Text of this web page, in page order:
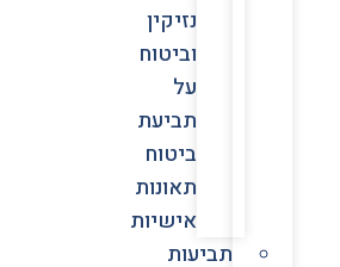
נזיקין
וביטוח
על
תביעת
ביטוח
תאונות
אישיות
תביעות